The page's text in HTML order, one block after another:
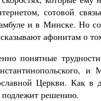
сотовой
и в Минске. Но
афонитам о
понятные
и
Церкви. Как в
решению.